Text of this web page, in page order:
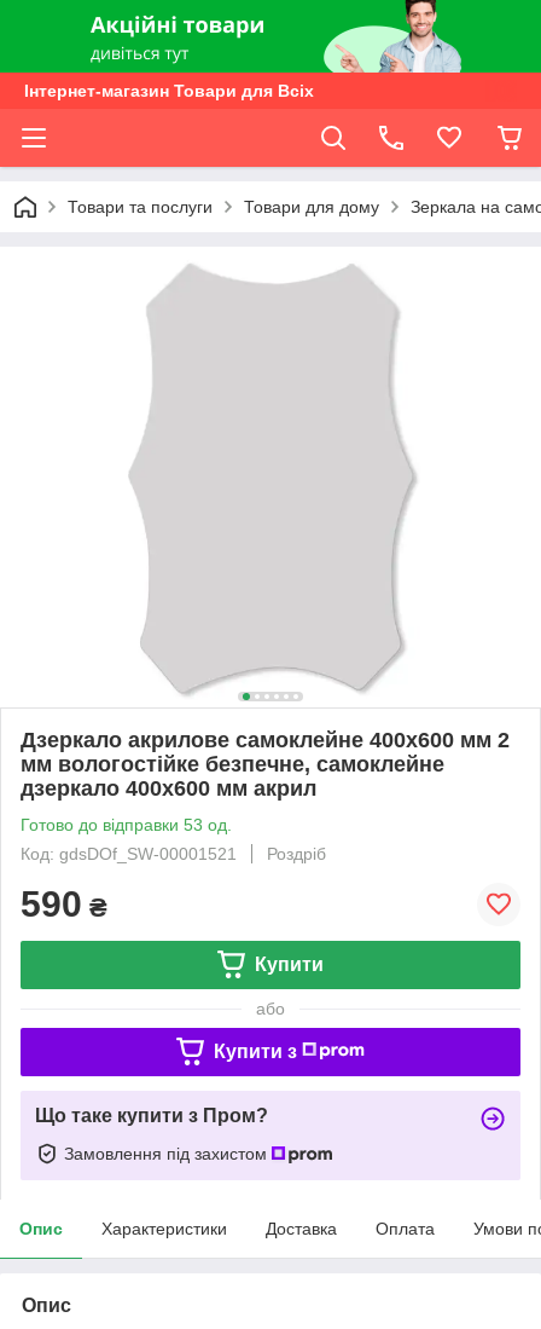
Інтернет-магазин Товари для Всіх
Товари та послуги Товари для дому Зеркала на
Дзеркало акрилове самоклейне 400х600 мм 2
мм вологостійке безпечне, самоклейне
дзеркало 400х600 мм акрил
Готово до відправки 53 од.
Код: gdsDOf_SW-00001521
Роздріб
590 ₴
Купити
або
Купити з
Що таке купити з Пром?
Замовлення під захистом
Опис Характеристики Доставка Оплата Умови
Опис